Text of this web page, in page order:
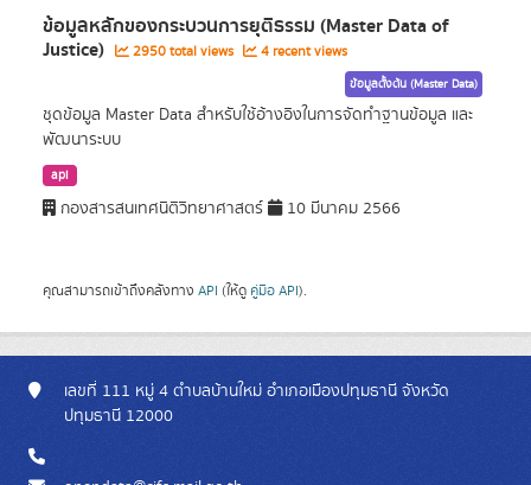
ข้อมูลหลักของกระบวนการยุติธรรม (Master Data of
Justice) 2950 total views 4 recent views
ข้อมูลตั้งต้น (Master Data)
ชุดข้อมูล Master Data สำหรับใช้อ้างอิงในการจัดทำฐานข้อมูล และ
พัฒนาระบบ
api
กองสารสนเทศนิติวิทยาศาสตร์ 10 มีนาคม 2566
คุณสามารถเข้าถึงคลังทาง API (ให้ดู คู่มือ API).
เลขที่ 111 หมู่ 4 ตำบลบ้านใหม่ อำเภอเมืองปทุมธานี จังหวัด
ปทุมธานี 12000